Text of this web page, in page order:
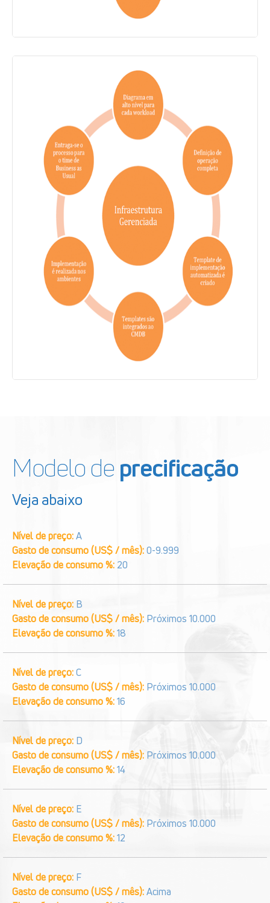
Modelo de precificação
Veja abaixo
Nível de preço:A
Gasto de consumo (US$ / mês):0-9.999
Elevação de consumo %: 20
Nível de preço: B
Gasto de consumo (US$ / mês): Próximos 10.000
Elevação de consumo %:18
Nível de preço:C
Gasto de consumo (US$ / mês): Próximos 10.000
Elevação de consumo %:16
Nível de preço: D
Gasto de consumo (US$ / mês): Próximos 10.000
Elevação de consumo %:14
Nível de preço: E
Gasto de consumo (US$ / mês): Próximos 10.000
Elevação de consumo %:12
Nível de preço: F
Gasto de consumo (US$ / mês):Acima